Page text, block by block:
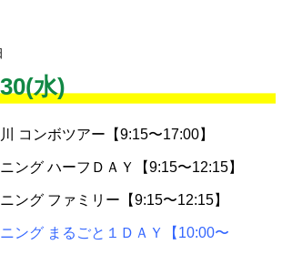
水)
コンボツアー【9:15〜17:00】
ング ハーフＤＡＹ【9:15〜12:15】
ング ファミリー【9:15〜12:15】
ング まるごと１ＤＡＹ【10:00〜